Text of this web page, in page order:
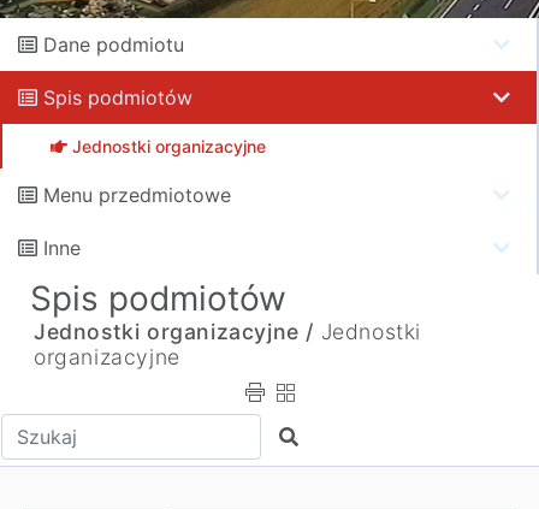
Dane podmiotu
Spis podmiotów
Jednostki organizacyjne
Menu przedmiotowe
Inne
Spis podmiotów
Jednostki organizacyjne / Jednostki
organizacyjne
Wpisz tekst do wyszukania Szukaj